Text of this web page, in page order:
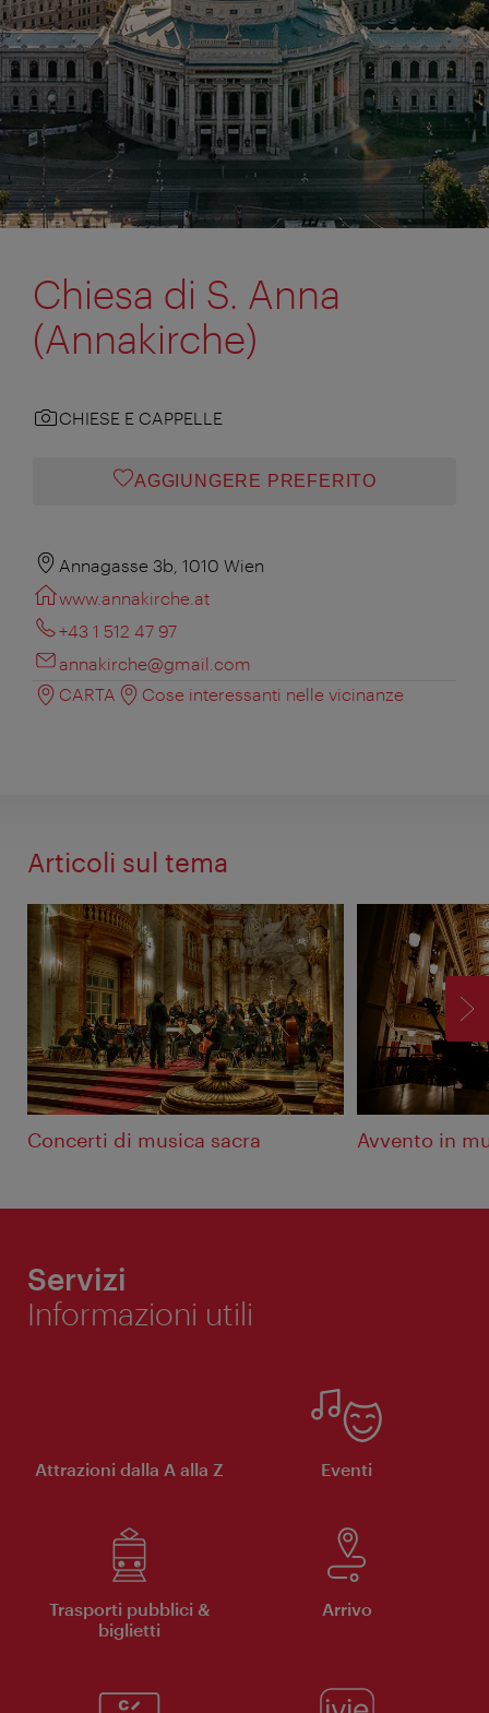
Chiesa di S. Anna
(Annakirche)
CHIESE E CAPPELLE
AGGIUNGERE PREFERITO
Annagasse 3b, 1010 Wien
www.annakirche.at
+43 1 512 47 97
annakirche@gmail.com
CARTA
Cose interessanti nelle vicinanze
Articoli sul tema
Concerti di musica sacra Avvento in
Servizi
Informazioni utili
Attrazioni dalla A alla Z Eventi
Trasporti pubblici &
biglietti
Arrivo